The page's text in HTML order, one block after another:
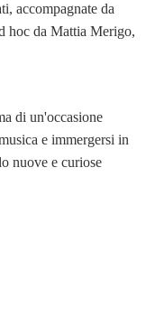
accompagnate da
hoc da Mattia Merigo,
di un'occasione
e immergersi in
nuove e curiose